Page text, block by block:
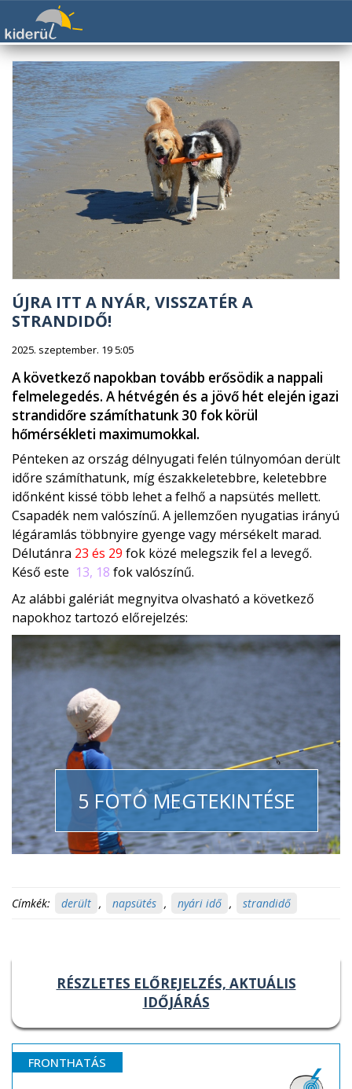
ÚJRA ITT A NYÁR, VISSZATÉR A
STRANDIDŐ!
2025. szeptember. 19 5:05
A következő napokban tovább erősödik a nappali
felmelegedés. A hétvégén és a jövő hét elején igazi
strandidőre számíthatunk 30 fok körül
hőmérsékleti maximumokkal.
Pénteken az ország délnyugati felén túlnyomóan derült
időre számíthatunk, míg északkeletebbre, keletebbre
időnként kissé több lehet a felhő a napsütés mellett.
Csapadék nem valószínű. A jellemzően nyugatias irányú
légáramlás többnyire gyenge vagy mérsékelt marad.
Délutánra 23 és 29 fok közé melegszik fel a levegő.
Késő este 13, 18 fok valószínű.
Az alábbi galériát megnyitva olvasható a következő
napokhoz tartozó előrejelzés:
5 FOTÓ MEGTEKINTÉSE
Címkék: derült , napsütés , nyári idő , strandidő
RÉSZLETES ELŐREJELZÉS, AKTUÁLIS
IDŐJÁRÁS
FRONTHATÁS